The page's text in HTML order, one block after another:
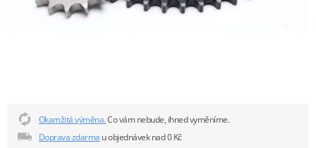
Okamžitá výměna.Co vám nebude, ihned vyměníme.
Doprava zdarma u objednávek nad 0 Kč